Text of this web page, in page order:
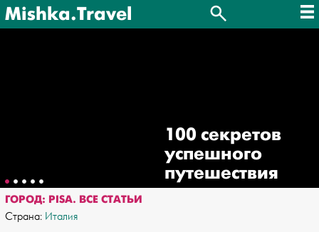
Mishka.Travel
100 секретов
успешного
путешествия
ГОРОД: PISA. ВСЕ СТАТЬИ
Страна: Италия